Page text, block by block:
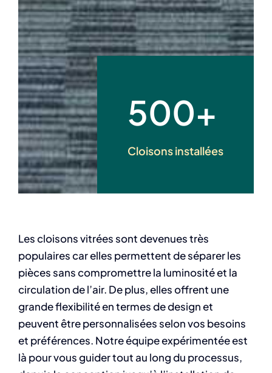
500+
Cloisons installées
Les cloisons vitrées sont devenues très
populaires car elles permettent de séparer les
pièces sans compromettre la luminosité et la
circulation de l’air. De plus, elles offrent une
grande flexibilité en termes de design et
peuvent être personnalisées selon vos besoins
et préférences. Notre équipe expérimentée est
là pour vous guider tout au long du processus,